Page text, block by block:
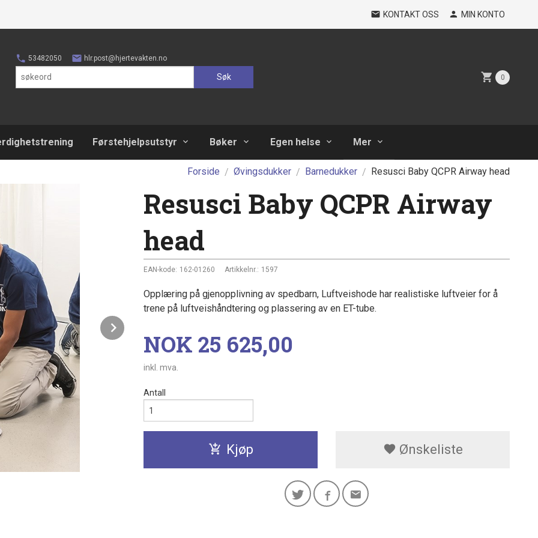
KONTAKT OSS MIN KONTO
53482050 hlr.post@hjertevakten.no
Søk 0
Førstehjelpsutstyr Bøker Egen helse Mer
Forside Øvingsdukker Barnedukker Resusci Baby QCPR Airway head
Resusci Baby QCPR Airway
head
EAN-kode: 162-01260 Artikkelnr.: 1597
Opplæring på gjenopplivning av spedbarn, Luftveishode har realistiske luftveier for å
trene på luftveishåndtering og plassering av en ET-tube.
Pris
NOK 25 625,00
inkl. mva.
Antall
Kjøp Ønskeliste